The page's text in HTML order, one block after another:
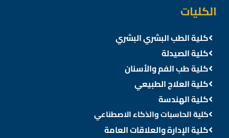
الكليات
كلية الطب البشري البشري
كلية الصيدلة
كلية طب الفم والأسنان
كلية العلاج الطبيعي
كلية الهندسة
كلية الحاسبات والذكاء الاصطناعي
كلية الإدارة والعلاقات العامة